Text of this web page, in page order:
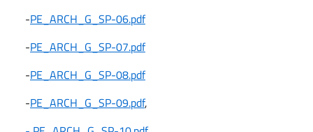
-PE_ARCH_G_SP-06.pdf
-PE_ARCH_G_SP-07.pdf
-PE_ARCH_G_SP-08.pdf
-PE_ARCH_G_SP-09.pdf,